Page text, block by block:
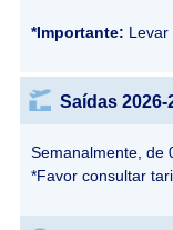
*Importante: Levar
Saídas 2026-
Semanalmente, de
*Favor consultar